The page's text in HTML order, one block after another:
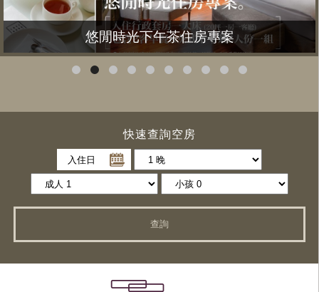
悠閒時光下午茶住房專案
快速查詢空房
入住日
查詢